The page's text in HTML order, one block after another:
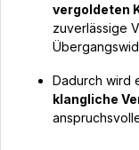
vergoldeten
zuverlässige
Dadurch wird
klangliche